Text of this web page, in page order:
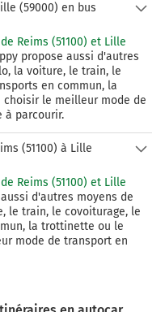
(59000) en bus
Reims (51100) et Lille
propose aussi d'autres
la voiture, le train, le
en commun, la
le meilleur mode de
à parcourir.
(51100) à Lille
Reims (51100) et Lille
d'autres moyens de
le train, le covoiturage, le
la trottinette ou le
mode de transport en